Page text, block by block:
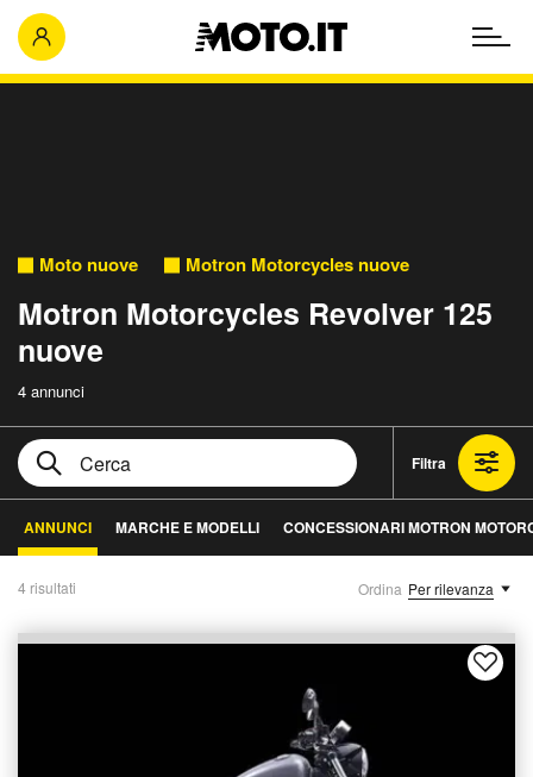
Moto nuove Motron Motorcycles nuove
Motron Motorcycles Revolver 125
nuove
4 annunci
Filtra
ANNUNCI MARCHE E MODELLI CONCESSIONARI MOTRON
4 risultati Ordina Per rilevanza